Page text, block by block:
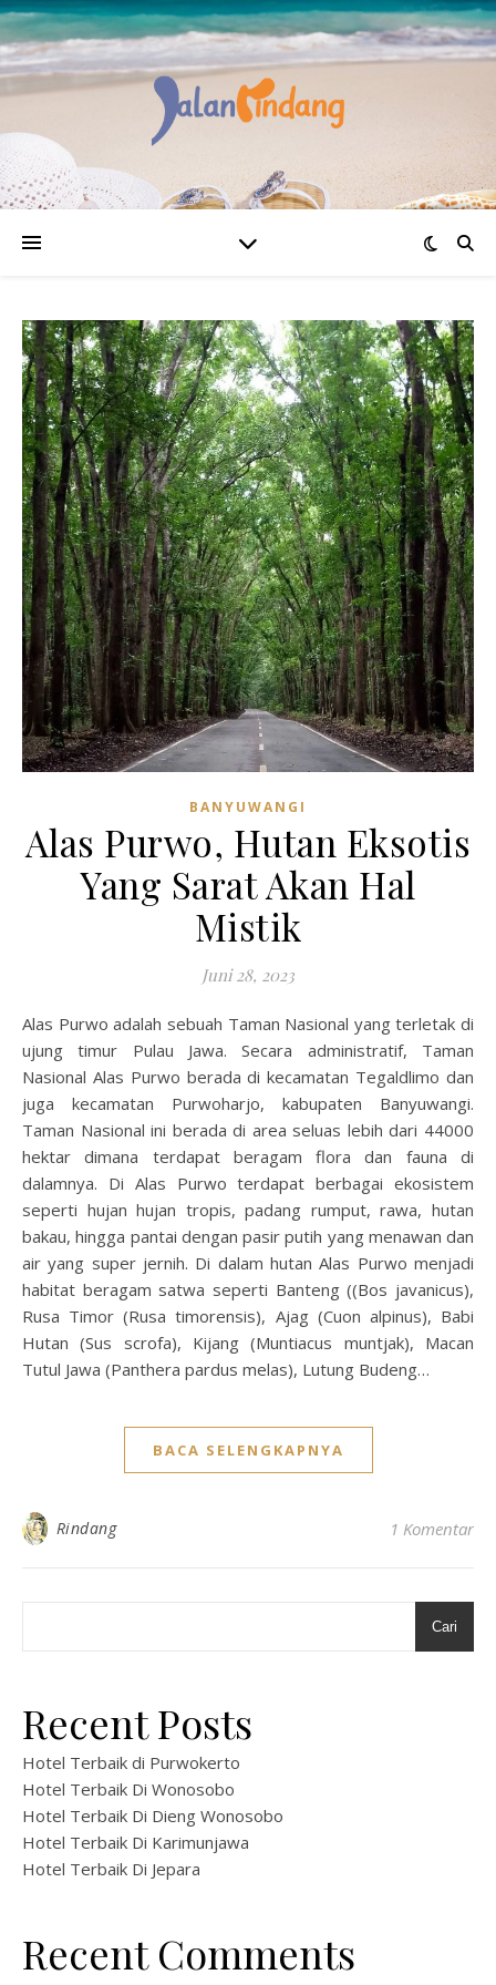
BANYUWANGI
Alas Purwo, Hutan Eksotis
Yang Sarat Akan Hal
Mistik
Juni 28, 2023
Alas Purwo adalah sebuah Taman Nasional yang terletak di
ujung timur Pulau Jawa. Secara administratif, Taman
Nasional Alas Purwo berada di kecamatan Tegaldlimo dan
juga kecamatan Purwoharjo, kabupaten Banyuwangi.
Taman Nasional ini berada di area seluas lebih dari 44000
hektar dimana terdapat beragam flora dan fauna di
dalamnya. Di Alas Purwo terdapat berbagai ekosistem
seperti hujan hujan tropis, padang rumput, rawa, hutan
bakau, hingga pantai dengan pasir putih yang menawan dan
air yang super jernih. Di dalam hutan Alas Purwo menjadi
habitat beragam satwa seperti Banteng ((Bos javanicus),
Rusa Timor (Rusa timorensis), Ajag (Cuon alpinus), Babi
Hutan (Sus scrofa), Kijang (Muntiacus muntjak), Macan
Tutul Jawa (Panthera pardus melas), Lutung Budeng…
BACA SELENGKAPNYA
Rindang 1 Komentar
Cari
Recent Posts
Hotel Terbaik di Purwokerto
Hotel Terbaik Di Wonosobo
Hotel Terbaik Di Dieng Wonosobo
Hotel Terbaik Di Karimunjawa
Hotel Terbaik Di Jepara
Recent Comments